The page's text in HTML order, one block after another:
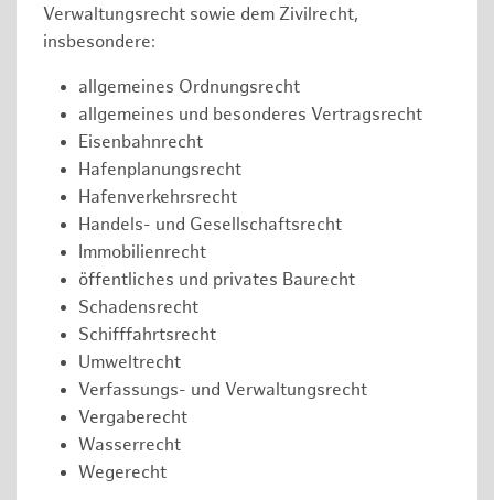
Verwaltungsrecht sowie dem Zivilrecht,
insbesondere:
allgemeines Ordnungsrecht
allgemeines und besonderes Vertragsrecht
Eisenbahnrecht
Hafenplanungsrecht
Hafenverkehrsrecht
Handels- und Gesellschaftsrecht
Immobilienrecht
öffentliches und privates Baurecht
Schadensrecht
Schifffahrtsrecht
Umweltrecht
Verfassungs- und Verwaltungsrecht
Vergaberecht
Wasserrecht
Wegerecht